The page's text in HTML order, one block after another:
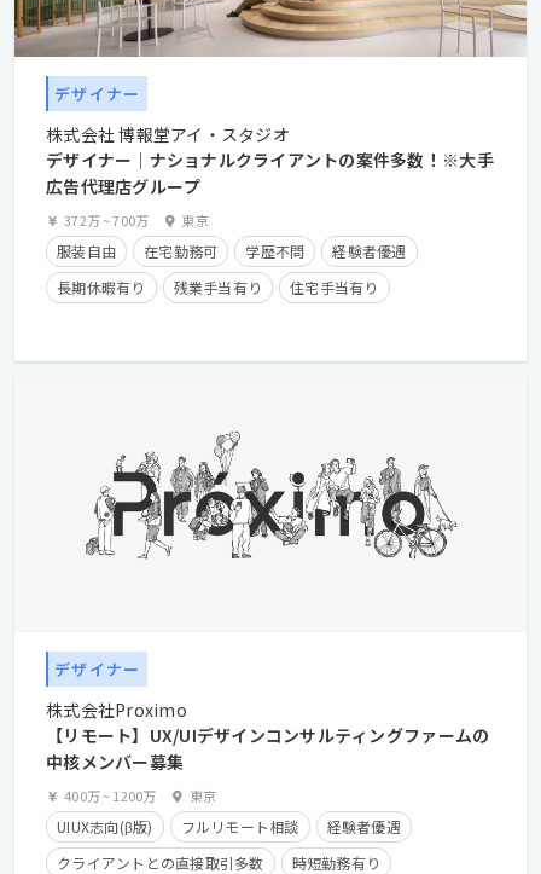
デザイナー
株式会社 博報堂アイ・スタジオ
デザイナー│ナショナルクライアントの案件多数！※大手
広告代理店グループ
372万~700万 東京
服装自由 在宅勤務可 学歴不問
経験者優遇
長期休暇有り
残業手当有り
住宅手当有り
デザイナー
株式会社Proximo
【リモート】UX/UIデザインコンサルティングファームの
中核メンバー募集
400万~1200万 東京
UIUX志向(β版) フルリモート相談
経験者優遇
クライアントとの直接取引多数
時短勤務有り